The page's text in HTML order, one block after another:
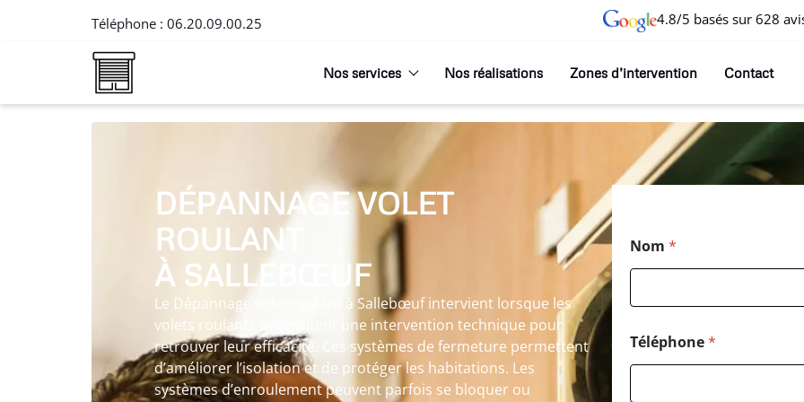
Téléphone : 06.20.09.00.25 4.8/5 basés sur 628
Nos services Nos réalisations Zones d’intervention Contact
DÉPANNAGE VOLET
ROULANT
À SALLEBŒUF
Le Dépannage volet roulant à Sallebœuf intervient lorsque les
volets roulants nécessitent une intervention technique pour
retrouver leur efficacité. Ces systèmes de fermeture permettent
d’améliorer l’isolation et de protéger les habitations. Les
systèmes d’enroulement peuvent parfois se bloquer ou
Nom *
Téléphone*